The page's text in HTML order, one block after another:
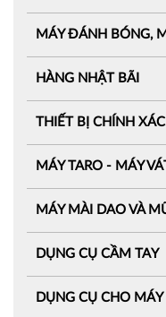
MÁY ĐÁNH BÓNG,
HÀNG NHẬT BÃI
THIẾT BỊ CHÍNH XÁC
MÁY TARO - MÁY
MÁY MÀI DAO VÀ
DỤNG CỤ CẦM TAY
DỤNG CỤ CHO MÁY